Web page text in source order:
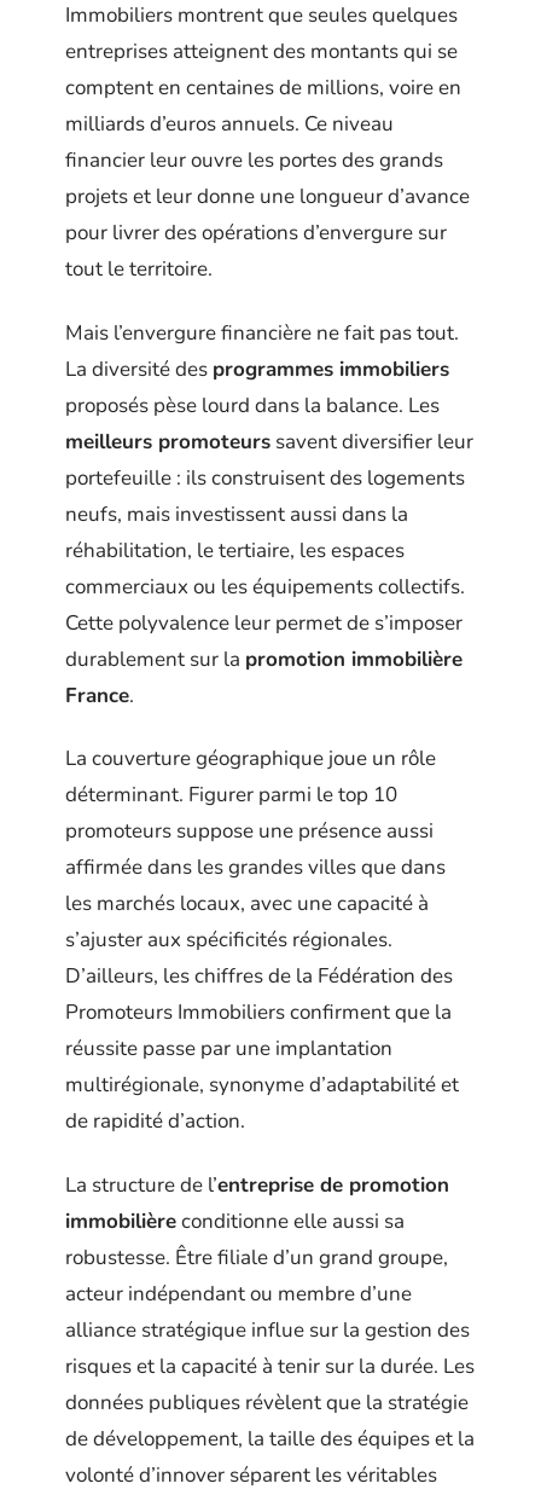
Immobiliers montrent que seules quelques
entreprises atteignent des montants qui se
comptent en centaines de millions, voire en
milliards d’euros annuels. Ce niveau
financier leur ouvre les portes des grands
projets et leur donne une longueur d’avance
pour livrer des opérations d’envergure sur
tout le territoire.
Mais l’envergure financière ne fait pas tout.
La diversité des programmes immobiliers
proposés pèse lourd dans la balance. Les
meilleurs promoteurs savent diversifier leur
portefeuille : ils construisent des logements
neufs, mais investissent aussi dans la
réhabilitation, le tertiaire, les espaces
commerciaux ou les équipements collectifs.
Cette polyvalence leur permet de s’imposer
durablement sur la promotion immobilière
France.
La couverture géographique joue un rôle
déterminant. Figurer parmi le top 10
promoteurs suppose une présence aussi
affirmée dans les grandes villes que dans
les marchés locaux, avec une capacité à
s’ajuster aux spécificités régionales.
D’ailleurs, les chiffres de la Fédération des
Promoteurs Immobiliers confirment que la
réussite passe par une implantation
multirégionale, synonyme d’adaptabilité et
de rapidité d’action.
La structure de l’entreprise de promotion
immobilièreconditionne elle aussi sa
robustesse. Être filiale d’un grand groupe,
acteur indépendant ou membre d’une
alliance stratégique influe sur la gestion des
risques et la capacité à tenir sur la durée. Les
données publiques révèlent que la stratégie
de développement, la taille des équipes et la
volonté d’innover séparent les véritables